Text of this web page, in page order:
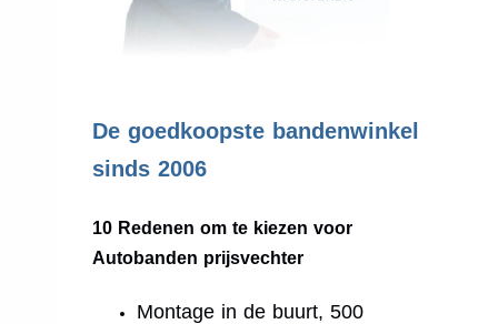
De goedkoopste bandenwinkel
sinds 2006
10 Redenen om te kiezen voor
Autobanden prijsvechter
Montage in de buurt, 500